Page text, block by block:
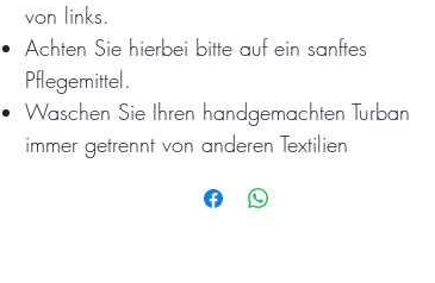
von links.
Achten Sie hierbei bitte auf ein sanftes
Pflegemittel.
Waschen Sie Ihren handgemachten Turban
immer getrennt von anderen Textilien